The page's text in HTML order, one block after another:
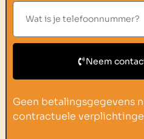
Neem
Geen betalingsgegevens
contractuele